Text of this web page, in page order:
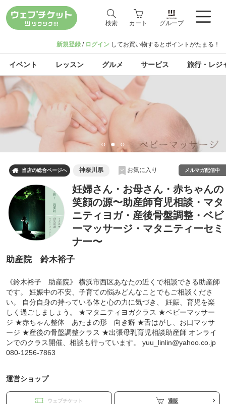
検索 カート グループ
新規登録 / ログイン してお買い物するとポイントがたまる！
イベント レッスン グルメ サービス 旅行・レジ
 当店の総合ページへ 神奈川県 お気に入り メルマガ配信中
妊婦さん・お母さん・赤ちゃんの
笑顔の源〜助産師育児相談・マタ
ニティヨガ・産後骨盤調整・ベビ
ーマッサージ・マタニティーセミ
ナー〜
助産院 鈴木裕子
《鈴木裕子 助産院》 横浜市西区あなたの近くで相談できる助産師
です。 妊娠中の不安、子育ての悩みどんなことでもご相談くださ
い。 自分自身の持っている体と心の力に気づき、 妊娠、育児を楽
しく過ごしましょう。 ★マタニティヨガクラス ★ベビーマッサー
ジ ★赤ちゃん整体 あたまの形 向き癖 ★舌はがし、お口マッサ
ージ ★産後の骨盤調整クラス ★出張母乳育児相談助産師 オンライ
ンでのクラス開催、相談も行っています。 yuu_linlin@yahoo.co.jp
080-1256-7863
運営ショップ
ウェブチケット 通販